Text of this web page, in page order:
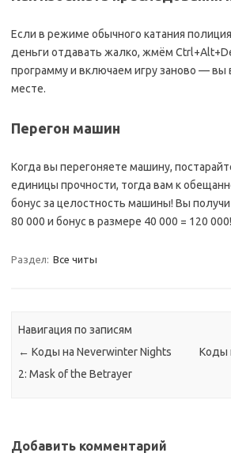
Если в режиме обычного катания
деньги отдавать жалко, жмём
программу и включаем игру заново — вы
месте.
Перегон машин
Когда вы перегоняете машину,
единицы прочности, тогда вам к
бонус за целостность машины! Вы
80 000 и бонус в размере 40 000 = 120 000!
Раздел: Все читы
Навигация по записям
← Коды на Neverwinter Nights
2: Mask of the Betrayer
Коды
Добавить комментарий